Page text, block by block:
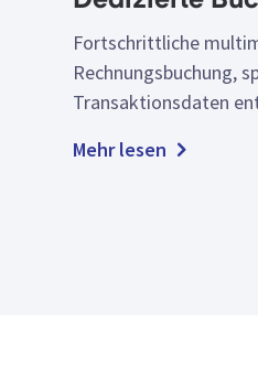
Fortschrittliche
Rechnungsbuchung,
Transaktionsdaten
Mehr lesen